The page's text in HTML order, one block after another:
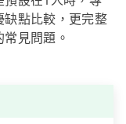
點比較，更完整
見問題。